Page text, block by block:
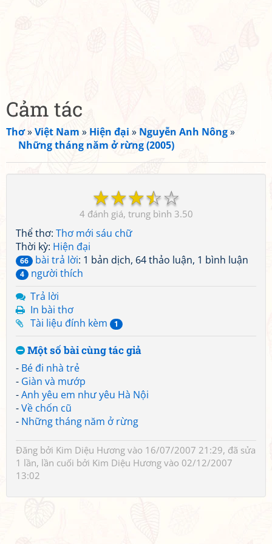
Cảm tác
Thơ»Việt Nam » Hiện đại » Nguyễn Anh Nông»
Những tháng năm ở rừng (2005)
☆
☆
☆
☆
☆
4 3.50
Thể thơ: Thơ mới sáu chữ
Thời kỳ: Hiện đại
66 bài trả lời: 1 bản dịch, 64 thảo luận, 1 bình luận
4
người thích
Trả lời
In bài thơ
Tài liệu đính kèm
1
Một số bài cùng tác giả
- Bé đi nhà trẻ
- Giàn và mướp
-Anh yêu em như yêu Hà Nội
-Về chốn cũ
- Những tháng năm ở rừng
Đăng bởi Kim Diệu Hương vào 16/07/2007 21:29, đã sửa
1 lần, lần cuối bởi Kim Diệu Hương vào 02/12/2007
13:02